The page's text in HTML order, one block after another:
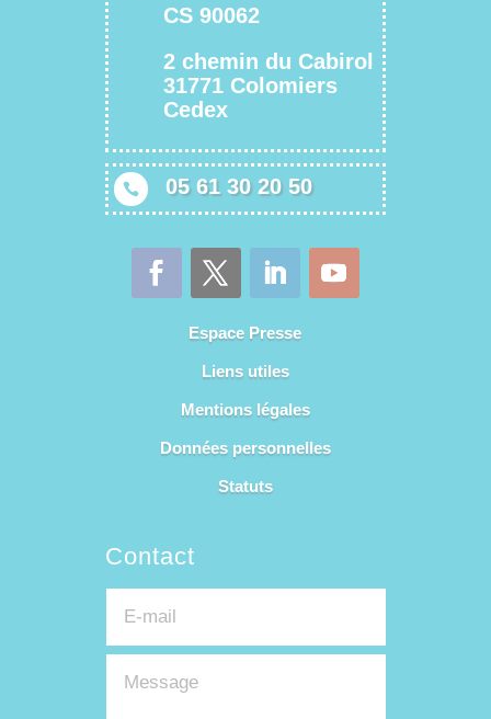
CS 90062
2 chemin du Cabirol
31771 Colomiers
Cedex
 05 61 30 20 50
Espace Presse
Liens utiles
Mentions légales
Données personnelles
Statuts
Contact